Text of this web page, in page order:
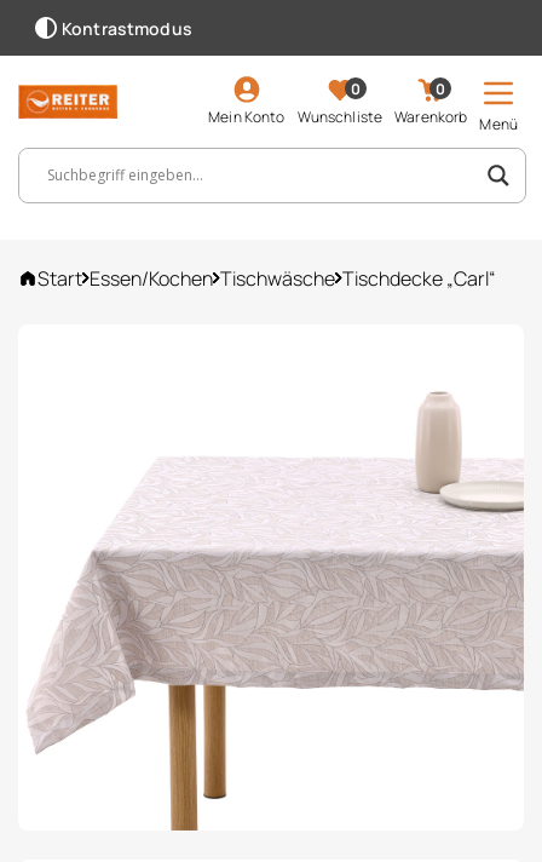
Kontrastmodus
Mein Konto
0
Wunschliste
0
Warenkorb
Menü
Suchbegriff, Artikelnummer ...
Start Essen/Kochen Tischwäsche Tischdecke „Carl“